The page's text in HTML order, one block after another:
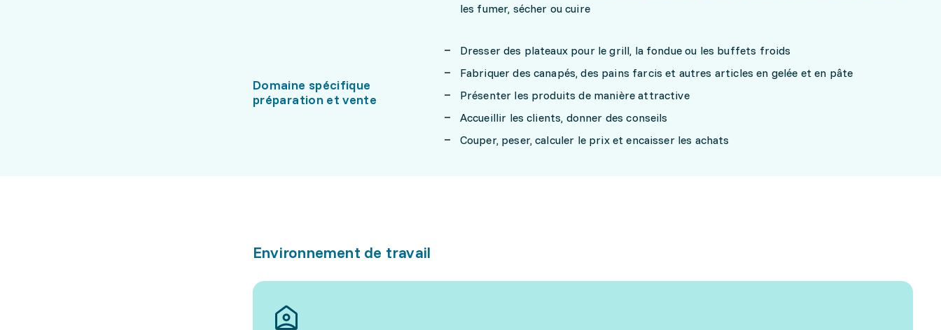
les fumer, sécher ou cuire
Domaine spécifique
préparation et vente
Dresser des plateaux pour le grill, la fondue ou les buffets froids
Fabriquer des canapés, des pains farcis et autres articles en gelée et en pâte
Présenter les produits de manière attractive
Accueillir les clients, donner des conseils
Couper, peser, calculer le prix et encaisser les achats
Environnement de travail